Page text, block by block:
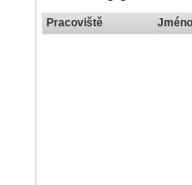
Pracoviště